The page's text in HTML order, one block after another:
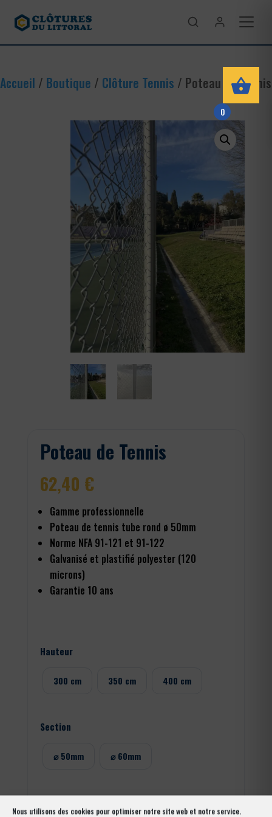
Nous utilisons des cookies pour optimiser notre site web et notre service.
Accueil / Boutique / Clôture Tennis / Poteau de Tennis
Poteau de Tennis
62,40 €
Gamme professionnelle
Poteau de tennis tube rond ø 50mm
Norme NFA 91-121 et 91-122
Galvanisé et plastifié polyester (120
microns)
Garantie 10 ans
Hauteur
300 cm 350 cm 400 cm
Section
⌀ 50mm ⌀ 60mm
0